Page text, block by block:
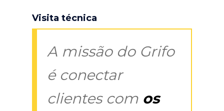
Visita técnica
A missão do Grifo
é conectar
clientes com os